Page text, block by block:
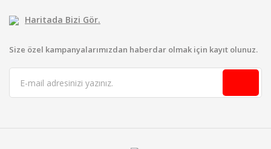
Haritada Bizi Gör.
Size özel kampanyalarımızdan haberdar olmak için kayıt olunuz.